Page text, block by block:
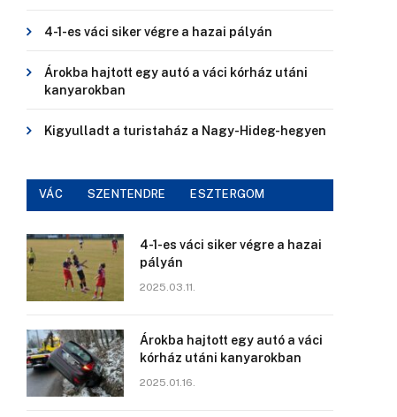
4-1-es váci siker végre a hazai pályán
Árokba hajtott egy autó a váci kórház utáni
kanyarokban
Kigyulladt a turistaház a Nagy-Hideg-hegyen
VÁC SZENTENDRE ESZTERGOM
4-1-es váci siker végre a hazai
pályán
2025.03.11.
Árokba hajtott egy autó a váci
kórház utáni kanyarokban
2025.01.16.